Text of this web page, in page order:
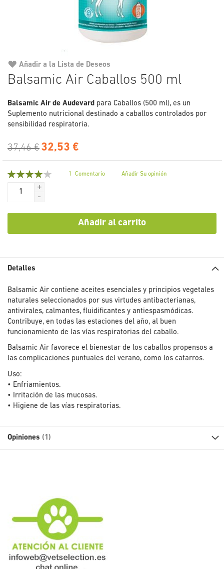
Balsamic Air Caballos 500 ml
Balsamic Air de Audevard para Caballos (500 ml), es un
Suplemento nutricional destinado a caballos controlados por
sensibilidad respiratoria.
37,46 € 32,53 €
Valoración:
1 Comentario Añadir Su opinión
+
-
Añadir al carrito
Añadir a la Lista de Deseos
al
de
la
Detalles
Balsamic Air contiene aceites esenciales y principios vegetales
naturales seleccionados por sus virtudes antibacterianas,
antivirales, calmantes, fluidificantes y antiespasmódicas.
Contribuye, en todas las estaciones del año, al buen
funcionamiento de las vías respiratorias del caballo.
Balsamic Air favorece el bienestar de los caballos propensos a
las complicaciones puntuales del verano, como los catarros.
Uso:
• Enfriamientos.
• Irritación de las mucosas.
• Higiene de las vías respiratorias.
Opiniones 1